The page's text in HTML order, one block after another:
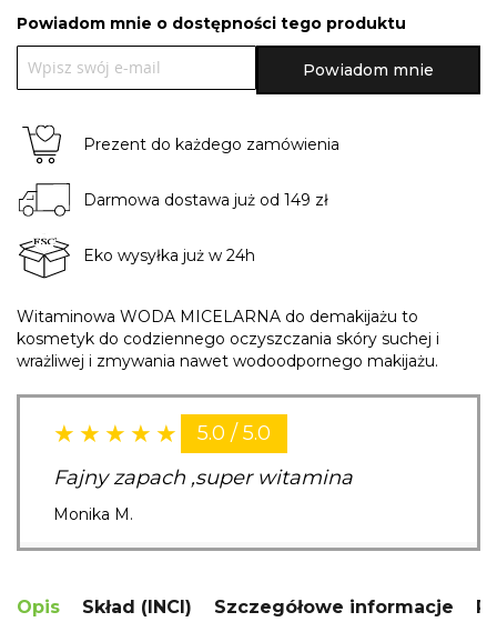
Powiadom mnie o dostępności tego produktu
Powiadom mnie
Prezent do każdego zamówienia
Darmowa dostawa już od 149 zł
Eko wysyłka już w 24h
Witaminowa WODA MICELARNA do demakijażu to
kosmetyk do codziennego oczyszczania skóry suchej i
wrażliwej i zmywania nawet wodoodpornego makijażu.
5.0 / 5.0
Fajny zapach ,super witamina
Monika M.
Opis Skład (INCI) Szczegółowe informacje